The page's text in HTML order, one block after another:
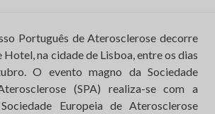
Português de Aterosclerose decorre
Hotel, na cidade de Lisboa, entre os dias
O evento magno da Sociedade
(SPA) realiza-se com a
Europeia de Aterosclerose